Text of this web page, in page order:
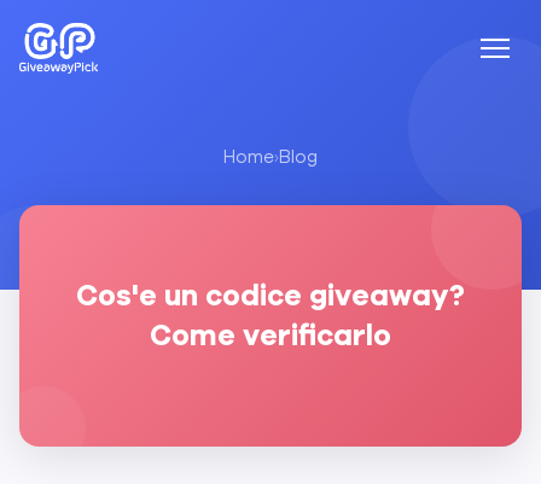
Home›Blog
Cos'e un codice giveaway?
Come verificarlo